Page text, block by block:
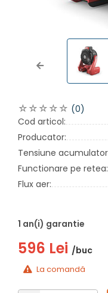
Previous
(0)
Cod articol:
Producator:
Tensiune
Functionare pe retea:
Flux aer:
1 an(i) garantie
596 Lei /buc
La comandă